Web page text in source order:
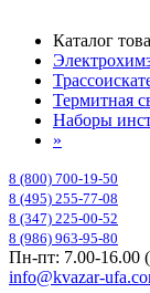
Каталог
Термитная
Наборы
»
8 (800) 700-19-50
8 (495) 255-77-08
8 (347) 225-00-52
8 (986) 963-95-80
Пн-пт: 7.00-16.00
info@kvazar-